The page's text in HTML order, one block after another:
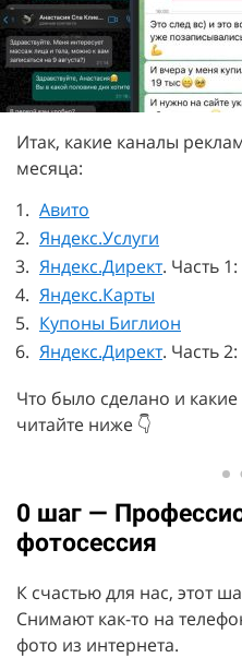
Итак, какие каналы
месяца:
Авито
Яндекс.Услуги
Яндекс.Директ. Часть
Яндекс.Карты
Купоны Биглион
Яндекс.Директ. Часть
Что было сделано и
читайте ниже 👇
0 шаг —
фотосессия
К счастью для нас, этот
Снимают как-то на
фото из интернета.